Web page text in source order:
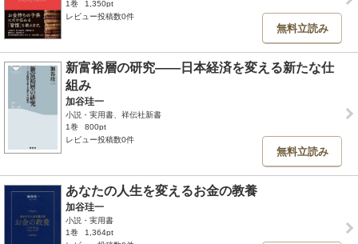
1巻
1,350pt
レビュー投稿数0件
無料立読み
新富裕層の研究――日本経済を変える新たな仕
組み
加谷珪一
小説・実用書、祥伝社新書
1巻
800pt
レビュー投稿数0件
無料立読み
あなたの人生を変えるお金の教養
加谷珪一
小説・実用書
1巻
1,364pt